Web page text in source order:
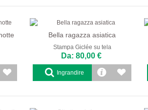
Bella ragazza asiatica
Stampa Giclée su tela
Da: 80,00 €
Ingrandire